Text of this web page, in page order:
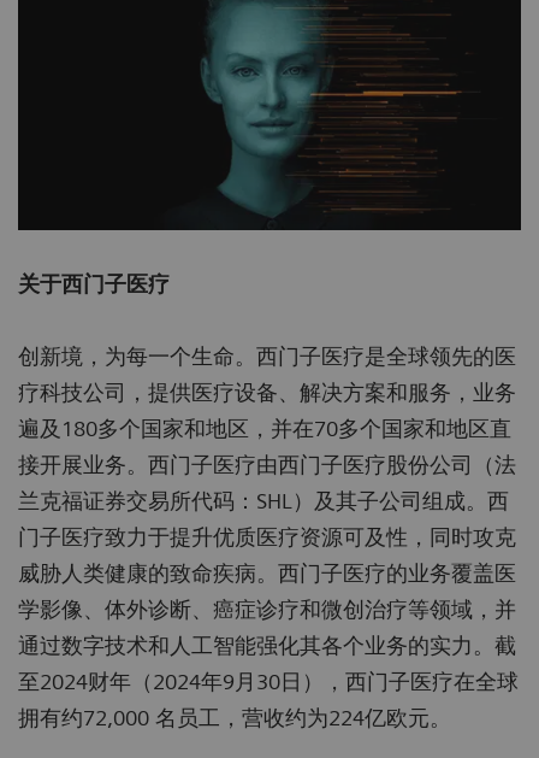
关于西门子医疗
创新境，为每一个生命。西门子医疗是全球领先的医
疗科技公司，提供医疗设备、解决方案和服务，业务
遍及180多个国家和地区，并在70多个国家和地区直
接开展业务。西门子医疗由西门子医疗股份公司（法
兰克福证券交易所代码：SHL）及其子公司组成。西
门子医疗致力于提升优质医疗资源可及性，同时攻克
威胁人类健康的致命疾病。西门子医疗的业务覆盖医
学影像、体外诊断、癌症诊疗和微创治疗等领域，并
通过数字技术和人工智能强化其各个业务的实力。截
至2024财年（2024年9月30日），西门子医疗在全球
拥有约72,000 名员工，营收约为224亿欧元。